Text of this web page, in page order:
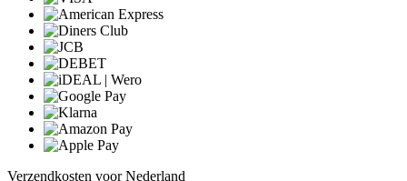
Verzendkosten voor Nederland